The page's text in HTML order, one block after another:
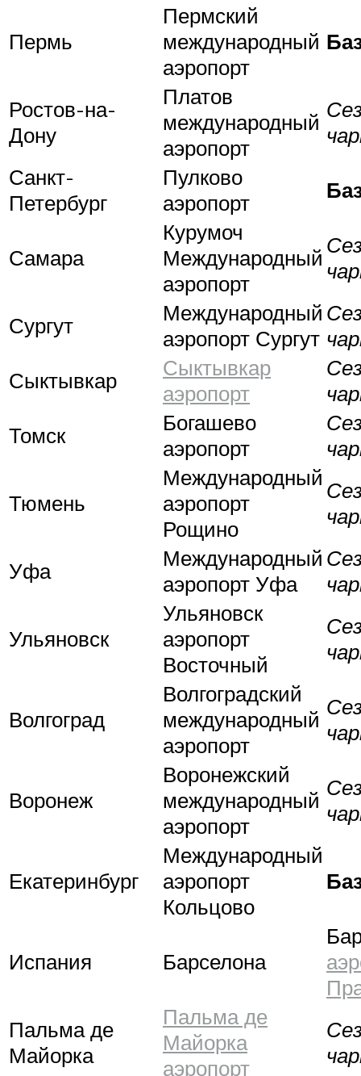
Пермь
Пермский
международный
аэропорт
Ростов-на-
Дону
Платов
международный
аэропорт
Санкт-
Петербург
Пулково
аэропорт
Самара
Курумоч
Международный
аэропорт
Сургут
Международный
аэропорт Сургут
Сыктывкар
Сыктывкар
аэропорт
Томск
Богашево
аэропорт
Тюмень
Международный
аэропорт
Рощино
Уфа
Международный
аэропорт Уфа
Ульяновск
Ульяновск
аэропорт
Восточный
Волгоград
Волгоградский
международный
аэропорт
Воронеж
Воронежский
международный
аэропорт
Екатеринбург
Международный
аэропорт
Кольцово
Испания Барселона
Пальма де
Майорка
Пальма де
Майорка
аэропорт